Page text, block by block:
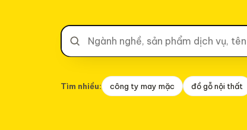
Tìm nhiều: công ty may mặc đồ gỗ nội thất